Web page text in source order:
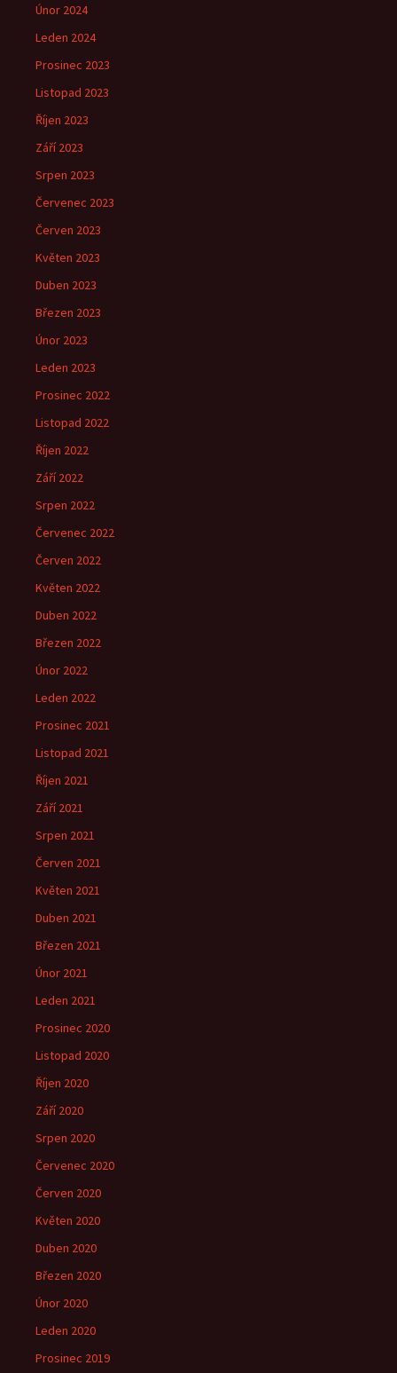
Únor 2024
Leden 2024
Prosinec 2023
Listopad 2023
Říjen 2023
Září 2023
Srpen 2023
Červenec 2023
Červen 2023
Květen 2023
Duben 2023
Březen 2023
Únor 2023
Leden 2023
Prosinec 2022
Listopad 2022
Říjen 2022
Září 2022
Srpen 2022
Červenec 2022
Červen 2022
Květen 2022
Duben 2022
Březen 2022
Únor 2022
Leden 2022
Prosinec 2021
Listopad 2021
Říjen 2021
Září 2021
Srpen 2021
Červen 2021
Květen 2021
Duben 2021
Březen 2021
Únor 2021
Leden 2021
Prosinec 2020
Listopad 2020
Říjen 2020
Září 2020
Srpen 2020
Červenec 2020
Červen 2020
Květen 2020
Duben 2020
Březen 2020
Únor 2020
Leden 2020
Prosinec 2019